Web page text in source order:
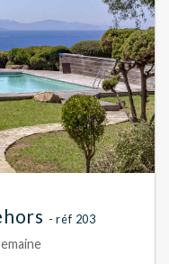
- réf 203